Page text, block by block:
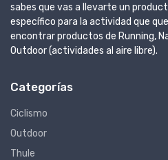
sabes que vas a llevarte un
específico para la actividad que
encontrar productos de Running,
Outdoor (actividades al aire libre).
Categorías
Ciclismo
Outdoor
Thule